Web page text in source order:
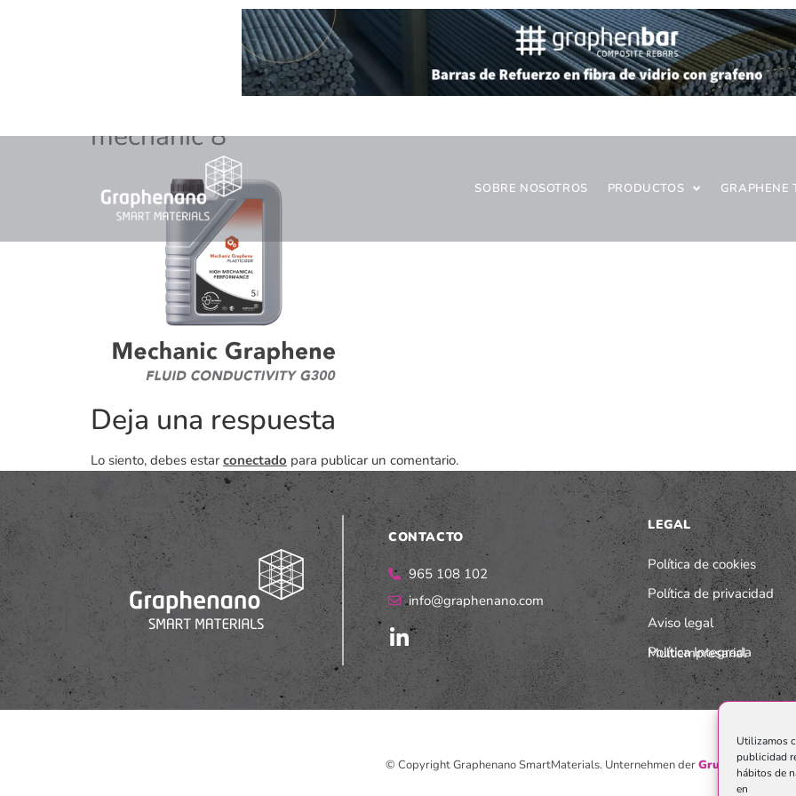
Utilizamos
publicidad
hábitos de
en
SOBRE NOSOTROS PRODUCTOS GRAPHENE
mechanic 8
Deja una respuesta
Lo siento, debes estar conectado para publicar un comentario.
CONTACTO
965 108 102
info@graphenano.com
LEGAL
Política de cookies
Política de privacidad
Aviso legal
Política Integrada Multiempresarial
© Copyright Graphenano SmartMaterials. Unternehmen derGrupo